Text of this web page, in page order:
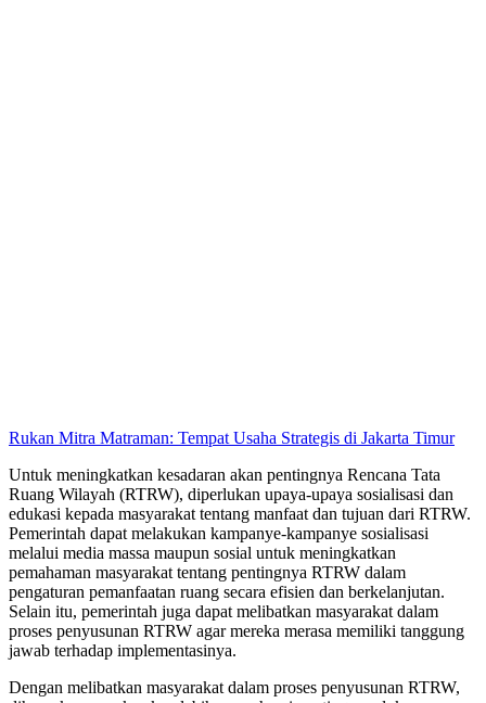
Rukan Mitra Matraman: Tempat Usaha Strategis di Jakarta Timur
Untuk meningkatkan kesadaran akan pentingnya Rencana Tata
Ruang Wilayah (RTRW), diperlukan upaya-upaya sosialisasi dan
edukasi kepada masyarakat tentang manfaat dan tujuan dari RTRW.
Pemerintah dapat melakukan kampanye-kampanye sosialisasi
melalui media massa maupun sosial untuk meningkatkan
pemahaman masyarakat tentang pentingnya RTRW dalam
pengaturan pemanfaatan ruang secara efisien dan berkelanjutan.
Selain itu, pemerintah juga dapat melibatkan masyarakat dalam
proses penyusunan RTRW agar mereka merasa memiliki tanggung
jawab terhadap implementasinya.
Dengan melibatkan masyarakat dalam proses penyusunan RTRW,